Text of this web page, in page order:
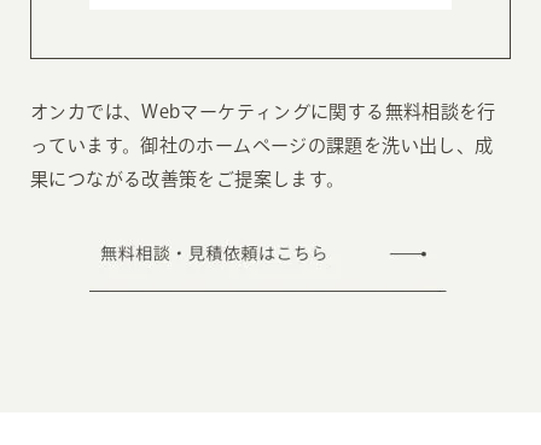
オンカでは、Webマーケティングに関する無料相談を行
っています。御社のホームページの課題を洗い出し、成
果につながる改善策をご提案します。